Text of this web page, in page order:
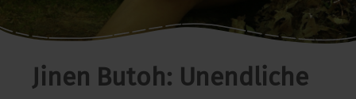
Jinen Butoh: Unendliche